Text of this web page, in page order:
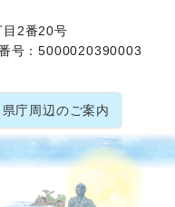
目2番20号
号：5000020390003
県庁周辺のご案内